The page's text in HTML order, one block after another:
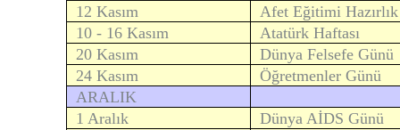
12 Kasım
Afet Eğitimi
10 - 16 Kasım
Atatürk Haftası
20 Kasım
Dünya Felsefe Günü
24 Kasım
Öğretmenler Günü
ARALIK
1 Aralık
Dünya AİDS Günü